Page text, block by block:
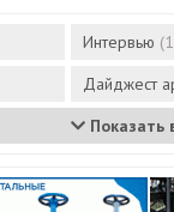
Интервью
Дайджест
Показать